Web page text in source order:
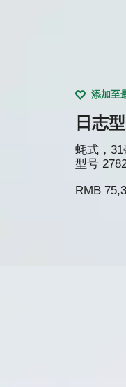
添加至
日志
蚝式，
型号
RMB